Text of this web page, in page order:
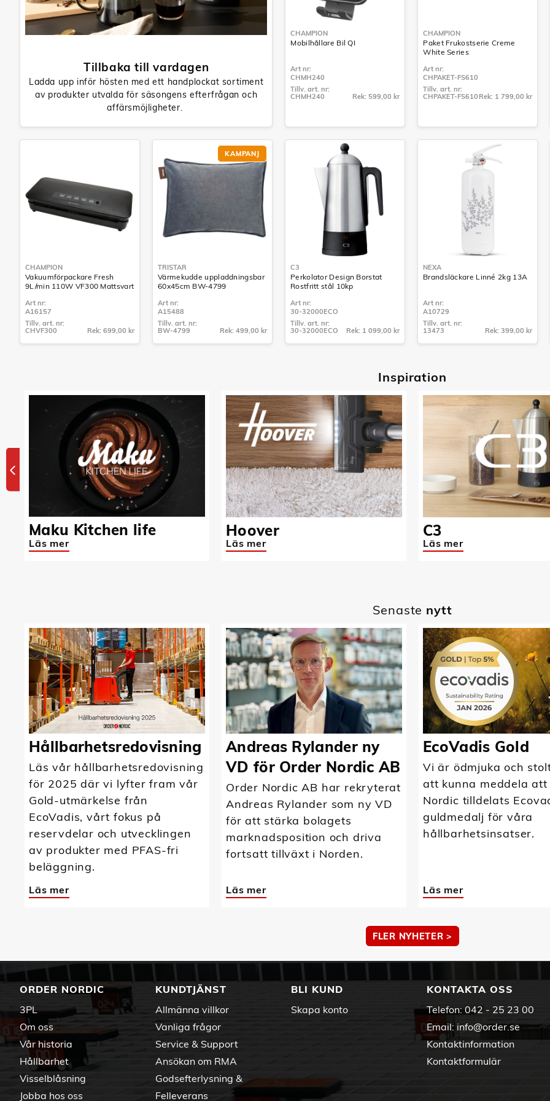
Tillbaka till vardagen
Ladda upp inför hösten med ett handplockat sortiment
av produkter utvalda för säsongens efterfrågan och
affärsmöjligheter.
CHAMPION
Mobilhållare Bil QI
Art nr:
CHMH240
Tillv. art. nr:
CHMH240
Rek: 599,00 kr
CHAMPION
Paket Frukostserie Creme
White Series
Art nr:
CHPAKET-FS610
Tillv. art. nr:
CHPAKET-FS610 Rek: 1 799,00 kr
CHAMPION
Vakuumförpackare Fresh
9L/min 110W VF300 Mattsvart
Art nr:
A16157
CHVF300
Tillv. art. nr:
CHVF300
Rek: 699,00 kr
KAMPANJ
TRISTAR
Värmekudde uppladdningsbar
60x45cm BW-4799
Art nr:
A15488
BW-4799
Tillv. art. nr:
BW-4799
Rek: 499,00 kr
C3
Perkolator Design Borstat
Rostfritt stål 10kp
Art nr:
30-32000ECO
30-32000ECO
Tillv. art. nr:
30-32000ECO
Rek: 1 099,00 kr
NEXA
Brandsläckare Linné 2kg 13A
Art nr:
A10729
13473
Tillv. art. nr:
13473
Rek: 399,00 kr
Inspiration
Maku Kitchen life
Läs mer
Hoover
Läs mer
C3
Läs mer
Senaste nytt
Hållbarhetsredovisning
Läs vår hållbarhetsredovisning
för 2025 där vi lyfter fram vår
Gold-utmärkelse från
EcoVadis, vårt fokus på
reservdelar och utvecklingen
av produkter med PFAS-fri
beläggning.
Läs mer
Andreas Rylander ny
VD för Order Nordic AB
Order Nordic AB har rekryterat
Andreas Rylander som ny VD
för att stärka bolagets
marknadsposition och driva
fortsatt tillväxt i Norden.
Läs mer
EcoVadis Gold
Vi är ödmjuka och
att kunna meddela att
Nordic tilldelats
guldmedalj för våra
hållbarhetsinsatser.
Läs mer
FLER NYHETER >
ORDER NORDIC
3PL
Om oss
Vår historia
Hållbarhet
Visselblåsning
Jobba hos oss
KUNDTJÄNST
Allmänna villkor
Vanliga frågor
Service & Support
Ansökan om RMA
Godsefterlysning &
Felleverans
BLI KUND
Skapa konto
KONTAKTA OSS
Telefon: 042 - 25 23 00
Email: info@order.se
Kontaktinformation
Kontaktformulär